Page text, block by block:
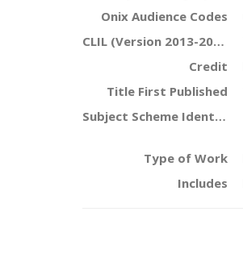
Onix Audience Codes
CLIL (Version 2013-2019)
Credit
Title First Published
Subject Scheme Identifier Code
Type of Work
Includes